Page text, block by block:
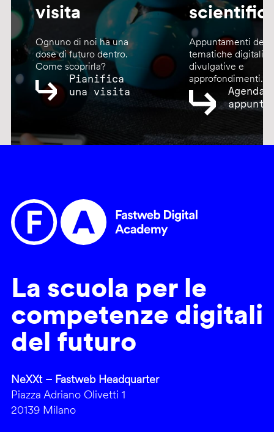
visita
Ognuno di noi ha una
dose di futuro dentro.
Come scoprirla?
Pianifica
una visita
Appuntamenti
tematiche digitali,
divulgative e
approfondimenti.
Agenda
La scuola per le
competenze digitali
del futuro
NeXXt – Fastweb Headquarter
Piazza Adriano Olivetti 1
20139 Milano